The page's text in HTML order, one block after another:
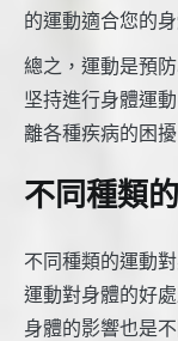
的運動適合您的
總之，運動是預
坚持進行身體運
離各種疾病的困擾
不同種類
不同種類的運動
運動對身體的好
身體的影響也是